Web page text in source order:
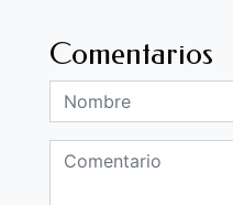
Comentarios